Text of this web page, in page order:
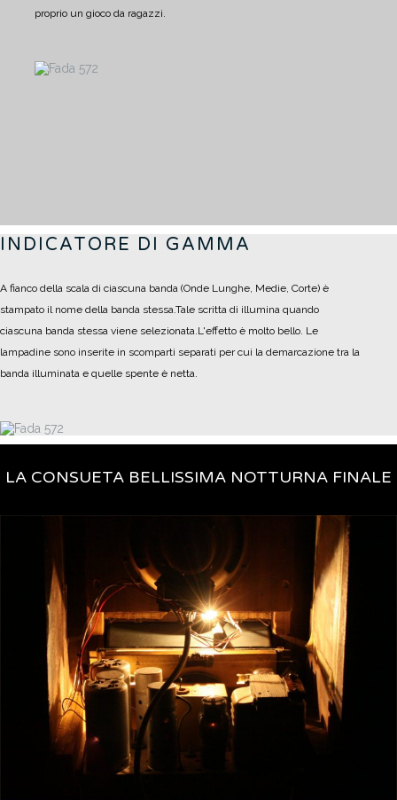
proprio un gioco da ragazzi.
INDICATORE DI GAMMA
A fianco della scala di ciascuna banda (Onde Lunghe, Medie, Corte) è
stampato il nome della banda stessa.Tale scritta di illumina quando
ciascuna banda stessa viene selezionata.L'effetto è molto bello. Le
lampadine sono inserite in scomparti separati per cui la demarcazione tra la
banda illuminata e quelle spente è netta.
LA CONSUETA BELLISSIMA NOTTURNA FINALE